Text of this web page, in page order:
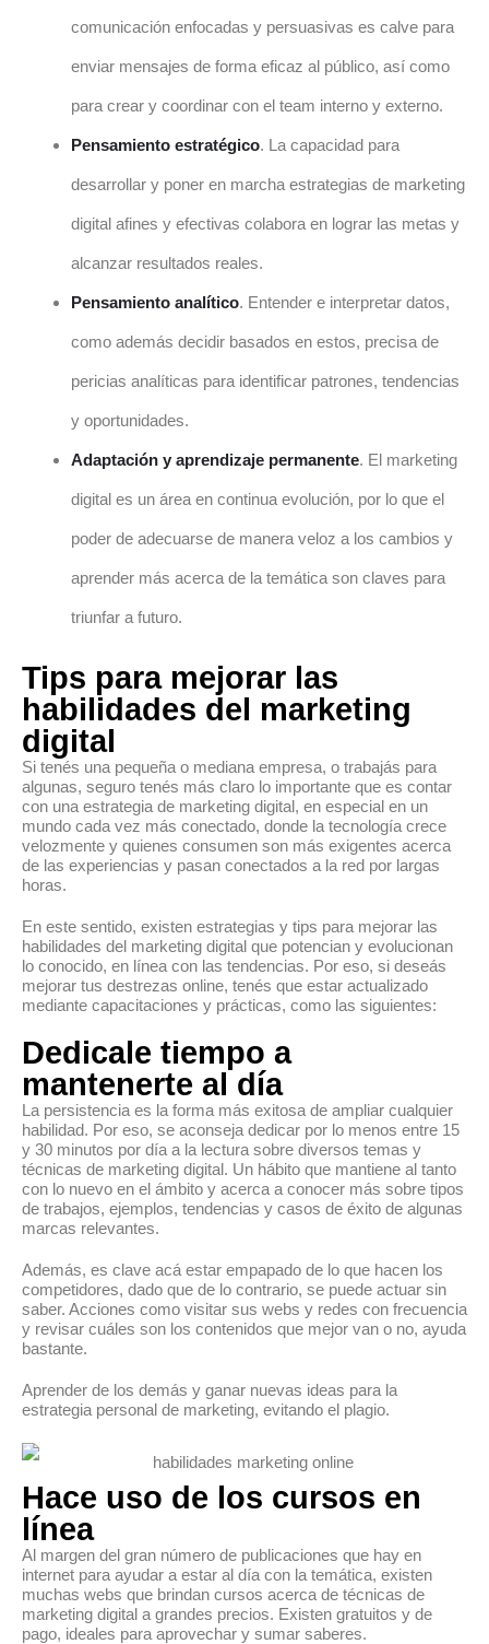
comunicación enfocadas y persuasivas es calve para
enviar mensajes de forma eficaz al público, así como
para crear y coordinar con el team interno y externo.
Pensamiento estratégico. La capacidad para
desarrollar y poner en marcha estrategias de marketing
digital afines y efectivas colabora en lograr las metas y
alcanzar resultados reales.
Pensamiento analítico. Entender e interpretar datos,
como además decidir basados en estos, precisa de
pericias analíticas para identificar patrones, tendencias
y oportunidades.
Adaptación y aprendizaje permanente. El marketing
digital es un área en continua evolución, por lo que el
poder de adecuarse de manera veloz a los cambios y
aprender más acerca de la temática son claves para
triunfar a futuro.
Tips para mejorar las
habilidades del marketing
digital
Si tenés una pequeña o mediana empresa, o trabajás para
algunas, seguro tenés más claro lo importante que es contar
con una estrategia de marketing digital, en especial en un
mundo cada vez más conectado, donde la tecnología crece
velozmente y quienes consumen son más exigentes acerca
de las experiencias y pasan conectados a la red por largas
horas.
En este sentido, existen estrategias y tips para mejorar las
habilidades del marketing digital que potencian y evolucionan
lo conocido, en línea con las tendencias. Por eso, si deseás
mejorar tus destrezas online, tenés que estar actualizado
mediante capacitaciones y prácticas, como las siguientes:
Dedicale tiempo a
mantenerte al día
La persistencia es la forma más exitosa de ampliar cualquier
habilidad. Por eso, se aconseja dedicar por lo menos entre 15
y 30 minutos por día a la lectura sobre diversos temas y
técnicas de marketing digital. Un hábito que mantiene al tanto
con lo nuevo en el ámbito y acerca a conocer más sobre tipos
de trabajos, ejemplos, tendencias y casos de éxito de algunas
marcas relevantes.
Además, es clave acá estar empapado de lo que hacen los
competidores, dado que de lo contrario, se puede actuar sin
saber. Acciones como visitar sus webs y redes con frecuencia
y revisar cuáles son los contenidos que mejor van o no, ayuda
bastante.
Aprender de los demás y ganar nuevas ideas para la
estrategia personal de marketing, evitando el plagio.
Hace uso de los cursos en
línea
Al margen del gran número de publicaciones que hay en
internet para ayudar a estar al día con la temática, existen
muchas webs que brindan cursos acerca de técnicas de
marketing digital a grandes precios. Existen gratuitos y de
pago, ideales para aprovechar y sumar saberes.